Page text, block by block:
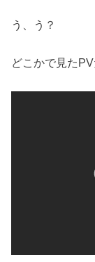
う、う？
どこかで見た